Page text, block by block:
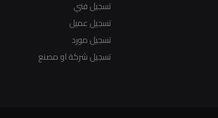
تسجيل فني
تسجيل عميل
تسجيل مورد
تسجيل شركة او مصنع